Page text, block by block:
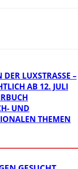
LUXSTRASSE – S
AB 12. JULI
UND
THEMEN